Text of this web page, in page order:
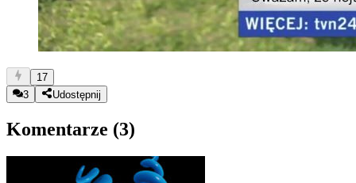
17
3
Udostępnij
Komentarze (3)